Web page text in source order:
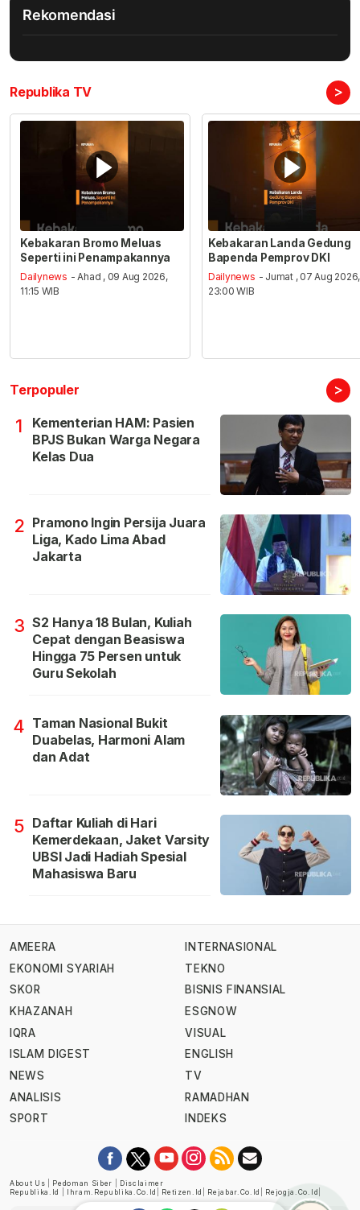
Rekomendasi
Republika TV >
Kebakaran Bromo Meluas
Seperti ini Penampakannya
Dailynews - Ahad , 09 Aug 2026,
11:15 WIB
Kebakaran Landa Gedung
Bapenda Pemprov DKI
Dailynews - Jumat , 07 Aug 2026,
23:00 WIB
Terpopuler >
1
Kementerian HAM: Pasien
BPJS Bukan Warga Negara
Kelas Dua
2 Pramono Ingin Persija Juara
Liga, Kado Lima Abad
Jakarta
3 S2 Hanya 18 Bulan, Kuliah
Cepat dengan Beasiswa
Hingga 75 Persen untuk
Guru Sekolah
4 Taman Nasional Bukit
Duabelas, Harmoni Alam
dan Adat
5 Daftar Kuliah di Hari
Kemerdekaan, Jaket Varsity
UBSI Jadi Hadiah Spesial
Mahasiswa Baru
AMEERA
EKONOMI SYARIAH
SKOR
KHAZANAH
IQRA
ISLAM DIGEST
NEWS
ANALISIS
SPORT
INTERNASIONAL
TEKNO
BISNIS FINANSIAL
ESGNOW
VISUAL
ENGLISH
TV
RAMADHAN
INDEKS
About Us Pedoman Siber
Disclaimer
Republika.id
Ihram.republika.co.id Retizen.id Rejabar.co.id Rejogja.co.id